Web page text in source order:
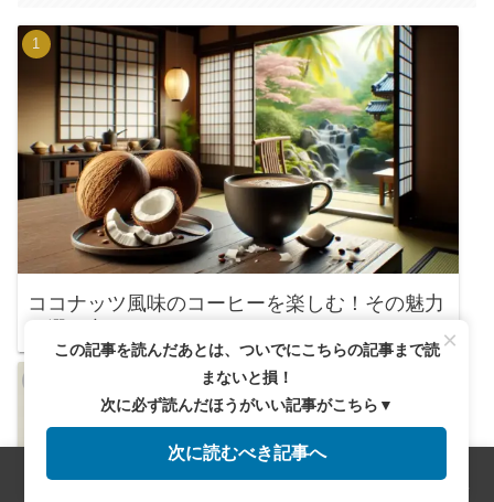
ココナッツ風味のコーヒーを楽しむ！その魅力
サイドバー
×
この記事を読んだあとは、ついでにこちらの記事まで読
まないと損！
次に必ず読んだほうがいい記事がこちら▼
次に読むべき記事へ